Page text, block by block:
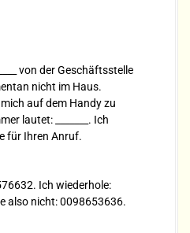
von der Geschäftsstelle
nicht im Haus.
auf dem Handy zu
lautet: _______. Ich
für Ihren Anruf.
Ich wiederhole:
also nicht: 0098653636.